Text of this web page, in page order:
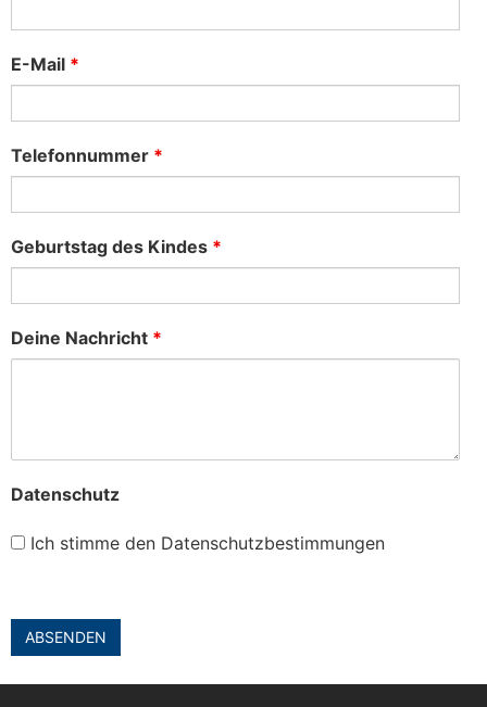
E-Mail *
Telefonnummer *
Geburtstag des Kindes *
Deine Nachricht *
Datenschutz
Ich stimme den Datenschutzbestimmungen